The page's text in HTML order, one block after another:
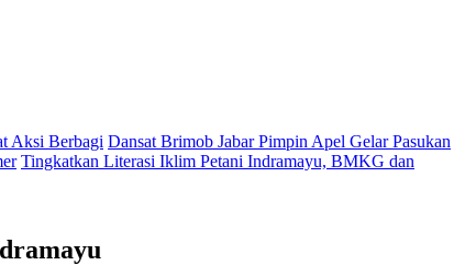
Aksi Berbagi Dansat Brimob Jabar Pimpin Apel Gelar Pasukan
Tingkatkan Literasi Iklim Petani Indramayu, BMKG dan